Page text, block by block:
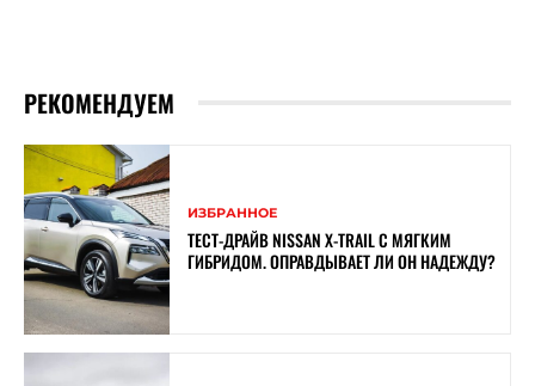
РЕКОМЕНДУЕМ
ИЗБРАННОЕ
ТЕСТ-ДРАЙВ NISSAN X-TRAIL С МЯГКИМ
ГИБРИДОМ. ОПРАВДЫВАЕТ ЛИ ОН НАДЕЖДУ?